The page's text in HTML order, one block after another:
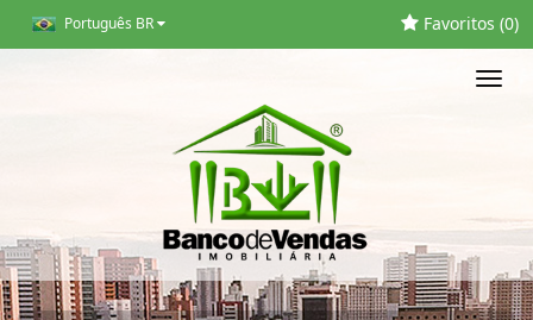
Português BR Favoritos (0)